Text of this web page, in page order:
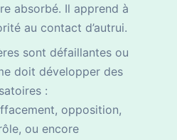
absorbé. Il apprend à
au contact d’autrui.
sont défaillantes ou
doit développer des
:
opposition,
ou encore